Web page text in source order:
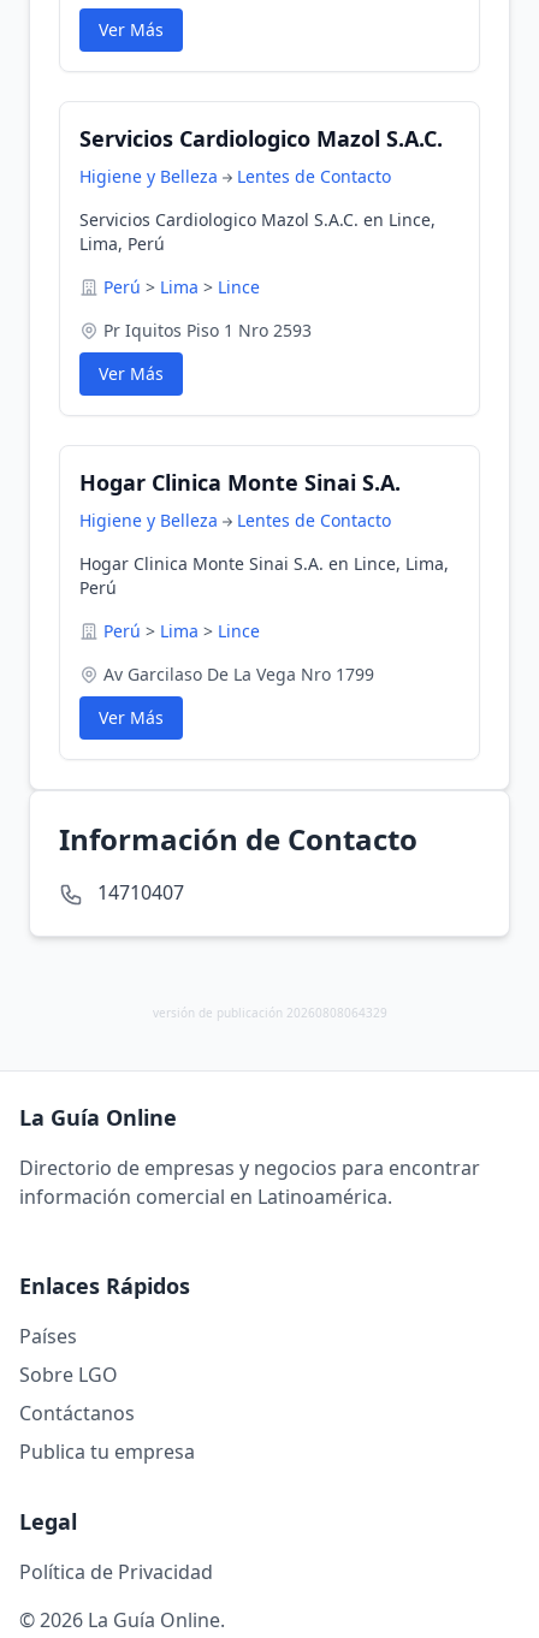
Ver Más
Servicios Cardiologico Mazol S.A.C.
Higiene y Belleza
Lentes de Contacto
Servicios Cardiologico Mazol S.A.C. en Lince,
Lima, Perú
Perú > Lima > Lince
Pr Iquitos Piso 1 Nro 2593
Ver Más
Hogar Clinica Monte Sinai S.A.
Higiene y Belleza
Lentes de Contacto
Hogar Clinica Monte Sinai S.A. en Lince, Lima,
Perú
Perú > Lima > Lince
Av Garcilaso De La Vega Nro 1799
Ver Más
Información de Contacto
14710407
versión de publicación 20260808064329
La Guía Online
Directorio de empresas y negocios para encontrar
información comercial en Latinoamérica.
Enlaces Rápidos
Países
Sobre LGO
Contáctanos
Publica tu empresa
Legal
Política de Privacidad
© 2026 La Guía Online.